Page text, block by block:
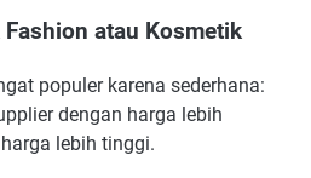
atau Kosmetik
populer karena sederhana:
dengan harga lebih
lebih tinggi.